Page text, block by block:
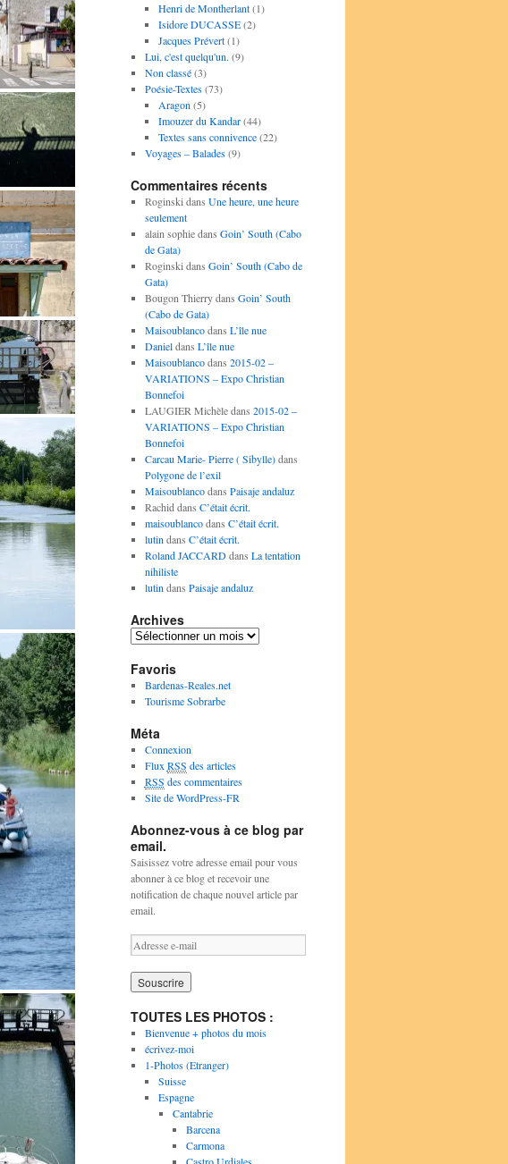
Henri de Montherlant(1)
Isidore DUCASSE(2)
Jacques Prévert(1)
Lui, c'est quelqu'un. (9)
Non classé(3)
Poésie-Textes(73)
Aragon (5)
Imouzer du Kandar(44)
Textes sans connivence(22)
Voyages – Balades(9)
Commentaires récents
Roginski dans Une heure, une heure
seulement
alain sophiedans Goin’ South (Cabo
de Gata)
Roginski dans Goin’ South (Cabo de
Gata)
Bougon Thierrydans Goin’ South
(Cabo de Gata)
Maisoublancodans L’île nue
Danieldans L’île nue
Maisoublancodans 2015-02 –
VARIATIONS – Expo Christian
Bonnefoi
LAUGIER Michèledans 2015-02 –
VARIATIONS – Expo Christian
Bonnefoi
Carcau Marie- Pierre ( Sibylle)dans
Polygone de l’exil
Maisoublancodans Paisaje andaluz
Rachid dans C’était écrit.
maisoublancodans C’était écrit.
lutin dans C’était écrit.
Roland JACCARDdans La tentation
nihiliste
lutin dans Paisaje andaluz
Archives
Archives
Favoris
Bardenas-Reales.net
Tourisme Sobrarbe
Méta
Connexion
Flux RSS des articles
RSS des commentaires
Site de WordPress-FR
Abonnez-vous à ce blog par
email.
Saisissez votre adresse email pour vous
abonner à ce blog et recevoir une
notification de chaque nouvel article par
email.
A
d
r
e
s
e
e
-
TOUTES LES PHOTOS :
Bienvenue + photos du mois
écrivez-moi
1-Photos (Etranger)
Suisse
Espagne
Cantabrie
Barcena
Carmona